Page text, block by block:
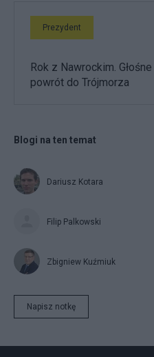
Prezydent
Rok z Nawrockim.
powrót do Trójmorza
Blogi na ten temat
Dariusz Kotara
Filip Palkowski
Zbigniew Kuźmiuk
Napisz notkę